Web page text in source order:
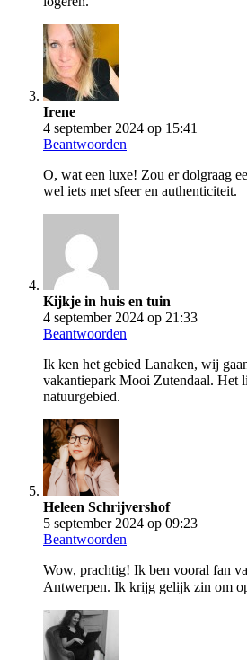
Irene
4 september 2024 op 15:41
Beantwoorden
O, wat een luxe! Zou er dolgraag
wel iets met sfeer en authenticiteit.
Kijkje in huis en tuin
4 september 2024 op 21:33
Beantwoorden
Ik ken het gebied Lanaken, wij
vakantiepark Mooi Zutendaal. Het
natuurgebied.
Heleen Schrijvershof
5 september 2024 op 09:23
Beantwoorden
Wow, prachtig! Ik ben vooral fan
Antwerpen. Ik krijg gelijk zin om